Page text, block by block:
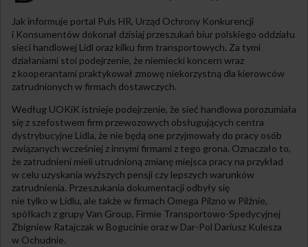
Jak informuje portal Puls HR, Urząd Ochrony Konkurencji
i Konsumentów dokonał dzisiaj przeszukań biur polskiego oddziału
sieci handlowej Lidl oraz kilku firm transportowych. Za tymi
działaniami stoi podejrzenie, że niemiecki koncern wraz
z kooperantami praktykował zmowę niekorzystną dla kierowców
zatrudnionych w firmach dostawczych.
Według UOKiK istnieje podejrzenie, że sieć handlowa porozumiała
się z szefostwem firm przewozowych obsługujących centra
dystrybucyjne Lidla, że nie będą one przyjmowały do pracy osób
związanych wcześniej z innymi firmami z tego grona. Oznaczało to,
że zatrudnieni mieli utrudnioną zmianę miejsca pracy na przykład
w celu uzyskania wyższych pensji czy lepszych warunków
zatrudnienia. Przeszukania dokumentacji odbyły się
nie tylko w Lidlu, ale także w firmach Omega Pilzno w Pilźnie,
spółkach z grupy Van Group, Firmie Transportowo-Spedycyjnej
Zbigniew Ratajczak w Bogucinie oraz w Dar-Pol Dariusz Kulesza
w Ochudnie.